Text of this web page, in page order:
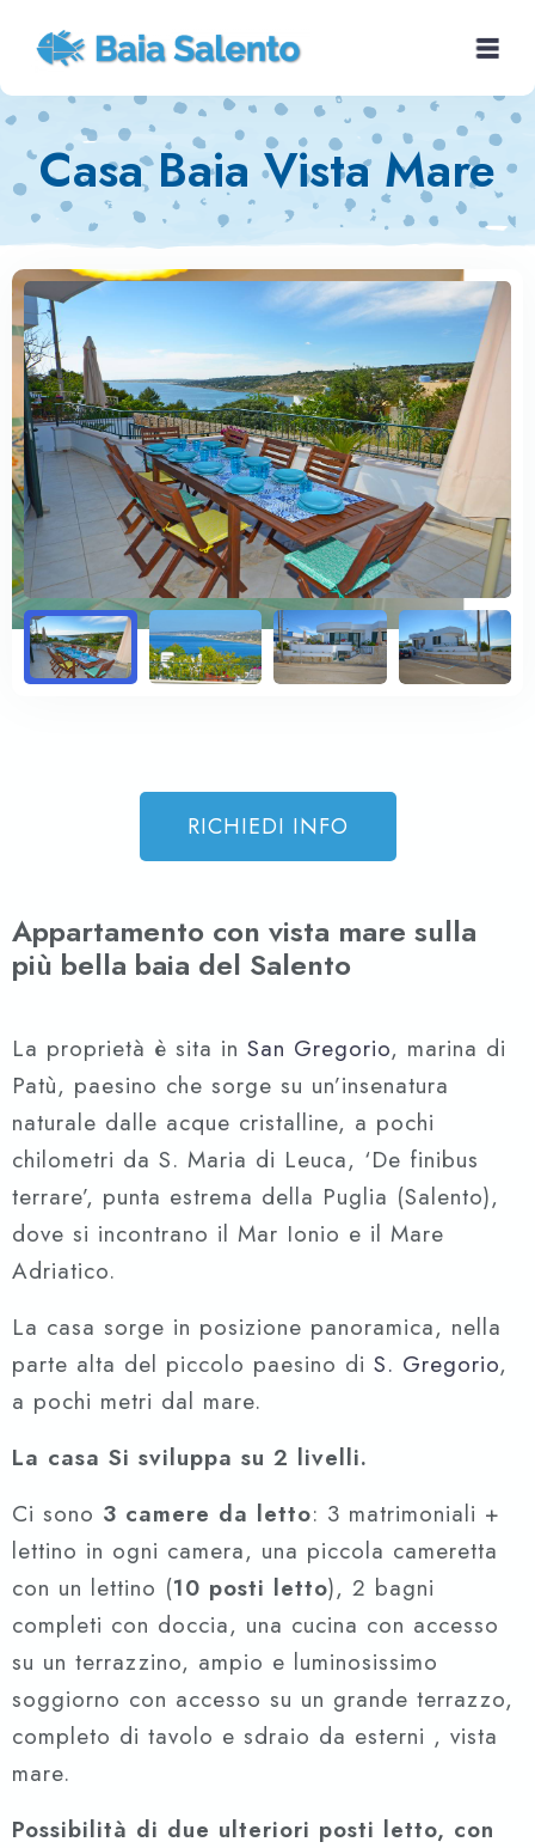
Home
Case vacanze
San Gregorio
Dintorni
Contattaci
Casa Baia Vista Mare
RICHIEDI INFO
Appartamento con vista mare sulla
più bella baia del Salento
La proprietà è sita in San Gregorio, marina di
Patù, paesino che sorge su un’insenatura
naturale dalle acque cristalline, a pochi
chilometri da S. Maria di Leuca, ‘De finibus
terrare’, punta estrema della Puglia (Salento),
dove si incontrano il Mar Ionio e il Mare
Adriatico.
La casa sorge in posizione panoramica, nella
parte alta del piccolo paesino di S. Gregorio,
a pochi metri dal mare.
La casa Si sviluppa su 2 livelli.
Ci sono 3 camere da letto: 3 matrimoniali +
lettino in ogni camera, una piccola cameretta
con un lettino (10 posti letto), 2 bagni
completi con doccia, una cucina con accesso
su un terrazzino, ampio e luminosissimo
soggiorno con accesso su un grande terrazzo,
completo di tavolo e sdraio da esterni , vista
mare.
Possibilità di due ulteriori posti letto, con